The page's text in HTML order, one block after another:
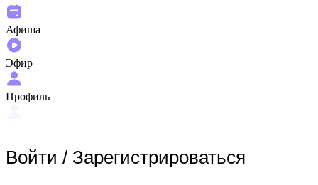
Афиша
Эфир
Профиль
Войти / Зарегистрироваться